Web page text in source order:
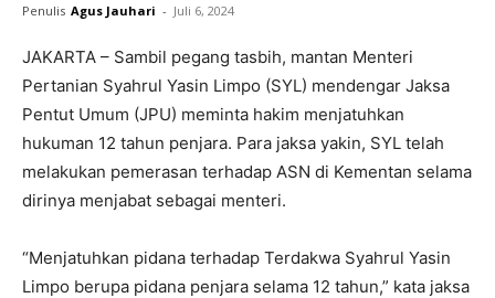
Penulis Agus Jauhari - Juli 6, 2024
JAKARTA – Sambil pegang tasbih, mantan Menteri
Pertanian Syahrul Yasin Limpo (SYL) mendengar Jaksa
Pentut Umum (JPU) meminta hakim menjatuhkan
hukuman 12 tahun penjara. Para jaksa yakin, SYL telah
melakukan pemerasan terhadap ASN di Kementan selama
dirinya menjabat sebagai menteri.
“Menjatuhkan pidana terhadap Terdakwa Syahrul Yasin
Limpo berupa pidana penjara selama 12 tahun,” kata jaksa